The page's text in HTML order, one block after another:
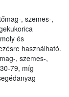
, szemes-,
és
használható.
, szemes-,
79, míg